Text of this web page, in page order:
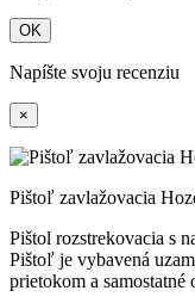
OK
Napíšte svoju recenziu
×
Pištoľ zavlažovacia
Pištol rozstrekovacia s
Pištoľ je vybavená
prietokom a samostatné